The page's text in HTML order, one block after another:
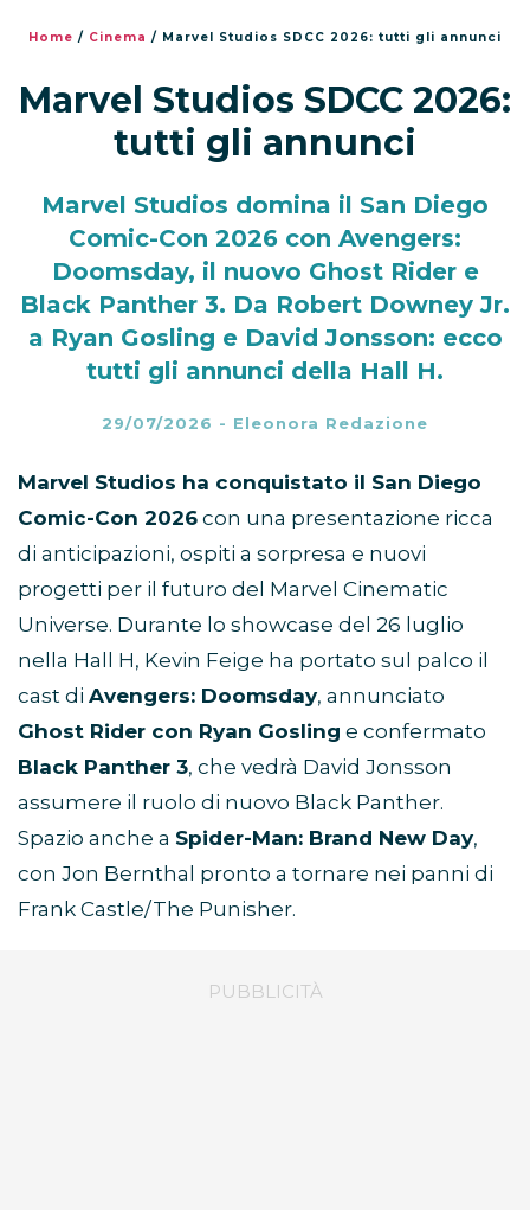
Home / Cinema / Marvel Studios SDCC 2026: tutti gli annunci
Marvel Studios SDCC 2026:
tutti gli annunci
Marvel Studios domina il San Diego
Comic-Con 2026 con Avengers:
Doomsday, il nuovo Ghost Rider e
Black Panther 3. Da Robert Downey Jr.
a Ryan Gosling e David Jonsson: ecco
tutti gli annunci della Hall H.
29/07/2026 - Eleonora Redazione
Marvel Studios ha conquistato il San Diego
Comic-Con 2026 con una presentazione ricca
di anticipazioni, ospiti a sorpresa e nuovi
progetti per il futuro del Marvel Cinematic
Universe. Durante lo showcase del 26 luglio
nella Hall H, Kevin Feige ha portato sul palco il
cast di Avengers: Doomsday, annunciato
Ghost Rider con Ryan Gosling e confermato
Black Panther 3, che vedrà David Jonsson
assumere il ruolo di nuovo Black Panther.
Spazio anche a Spider-Man: Brand New Day,
con Jon Bernthal pronto a tornare nei panni di
Frank Castle/The Punisher.